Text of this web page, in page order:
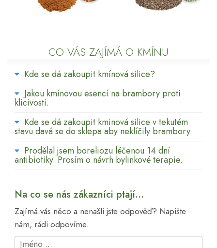
CO VÁS ZAJÍMÁ O KMÍNU
Kde se dá zakoupit kmínová silice?
Jakou kmínovou esencí na brambory proti
klicivosti.
Kde se dá zakoupit kminová silice v tekutém
stavu davá se do sklepa aby neklíčily brambory
Prodělal jsem boreliozu léčenou 14 dní
antibiotiky. Prosím o návrh bylinkové terapie.
Na co se nás zákazníci ptají...
Zajímá vás něco a nenašli jste odpověď? Napište
nám, rádi odpovíme.